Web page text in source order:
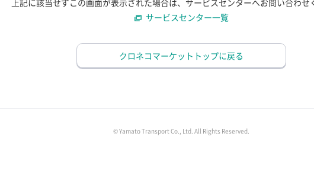
上記に該当せずこの画面が表示された場合は、サービスセンターへお問い合わせ
サービスセンター一覧
クロネコマーケットトップに戻る
© Yamato Transport Co., Ltd. All Rights Reserved.